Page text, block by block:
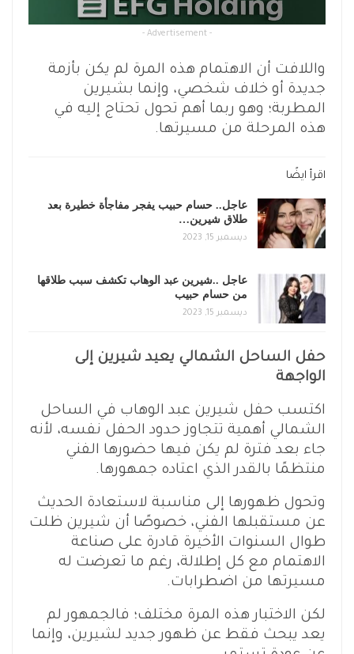
- Advertisement -
واللافت أن الاهتمام هذه المرة لم يكن بأزمة
جديدة أو خلاف شخصي، وإنما بشيرين
المطربة؛ وهو ربما أهم تحول تحتاج إليه في
هذه المرحلة من مسيرتها.
اقرأ ايضًا
عاجل.. حسام حبيب يفجر مفاجأة خطيرة بعد
طلاق شيرين…
ديسمبر 15, 2023
عاجل ..شيرين عبد الوهاب تكشف سبب طلاقها
من حسام حبيب
ديسمبر 15, 2023
حفل الساحل الشمالي يعيد شيرين إلى
الواجهة
اكتسب حفل شيرين عبد الوهاب في الساحل
الشمالي أهمية تتجاوز حدود الحفل نفسه، لأنه
جاء بعد فترة لم يكن فيها حضورها الفني
منتظمًا بالقدر الذي اعتاده جمهورها.
وتحول ظهورها إلى مناسبة لاستعادة الحديث
عن مستقبلها الفني، خصوصًا أن شيرين ظلت
طوال السنوات الأخيرة قادرة على صناعة
الاهتمام مع كل إطلالة، رغم ما تعرضت له
مسيرتها من اضطرابات.
لكن الاختبار هذه المرة مختلف؛ فالجمهور لم
يعد يبحث فقط عن ظهور جديد لشيرين، وإنما